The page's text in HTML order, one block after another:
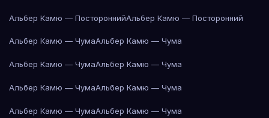
Альбер Камю — ПостороннийАльбер Камю — Посторонний
Альбер Камю — ЧумаАльбер Камю — Чума
Альбер Камю — ЧумаАльбер Камю — Чума
Альбер Камю — ЧумаАльбер Камю — Чума
Альбер Камю — ЧумаАльбер Камю — Чума